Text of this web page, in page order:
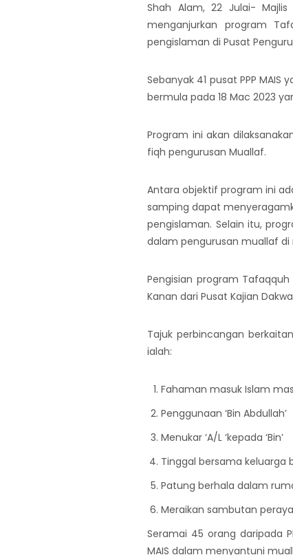
Shah Alam, 22 Julai- Majlis
menganjurkan program
pengislaman di Pusat
Sebanyak 41 pusat PPP
bermula pada 18 Mac 2023
Program ini akan
fiqh pengurusan Muallaf.
Antara objektif program ini
samping dapat
pengislaman. Selain itu,
dalam pengurusan muallaf di
Pengisian program Tafaqquh
Kanan dari Pusat Kajian
Tajuk perbincangan
ialah:
Fahaman masuk Islam
Penggunaan ‘Bin Abdullah’
Menukar ‘A/L ‘kepada ‘Bin’
Tinggal bersama keluarga
Patung berhala dalam
Meraikan sambutan
Seramai 45 orang daripada
MAIS dalam menyantuni